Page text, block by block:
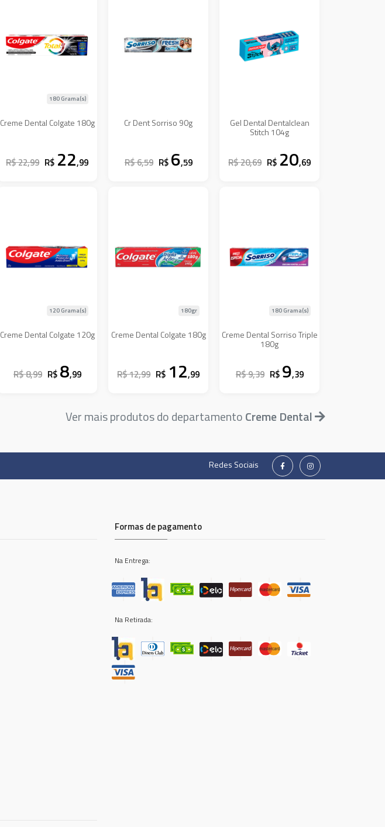
Creme Dental Colgate 180g
180 Grama(s)
R$ 22,99 R$ 22,99
Cr Dent Sorriso 90g
R$ 6,59 R$ 6,59
Gel Dental Dentalclean
Stitch 104g
R$ 20,69 R$ 20,69
Creme Dental Colgate 120g
120 Grama(s)
R$ 8,99 R$ 8,99
Creme Dental Colgate 180g
180gr
R$ 12,99 R$ 12,99
Creme Dental Sorriso Triple
180g
180 Grama(s)
R$ 9,39 R$ 9,39
Ver mais produtos do departamentoCreme Dental
Redes Sociais
Formas de pagamento
Na Entrega:
Na Retirada: